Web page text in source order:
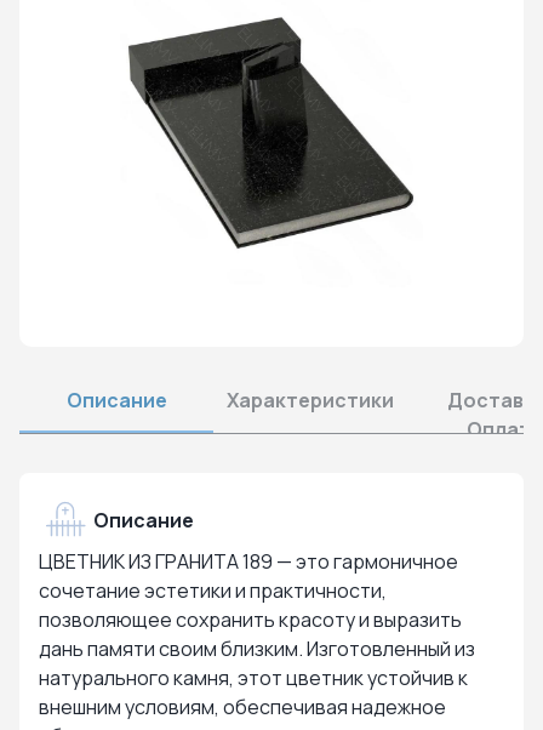
Описание Характеристики
Оплата
Описание
ЦВЕТНИК ИЗ ГРАНИТА 189 — это гармоничное
сочетание эстетики и практичности,
позволяющее сохранить красоту и выразить
дань памяти своим близким. Изготовленный из
натурального камня, этот цветник устойчив к
внешним условиям, обеспечивая надежное